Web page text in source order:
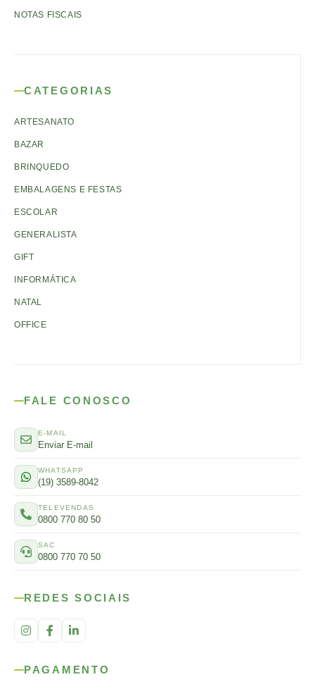
NOTAS FISCAIS
CATEGORIAS
ARTESANATO
BAZAR
BRINQUEDO
EMBALAGENS E FESTAS
ESCOLAR
GENERALISTA
GIFT
INFORMÁTICA
NATAL
OFFICE
FALE CONOSCO
E-MAIL
Enviar E-mail
WHATSAPP
(19) 3589-8042
TELEVENDAS
0800 770 80 50
SAC
0800 770 70 50
REDES SOCIAIS
PAGAMENTO